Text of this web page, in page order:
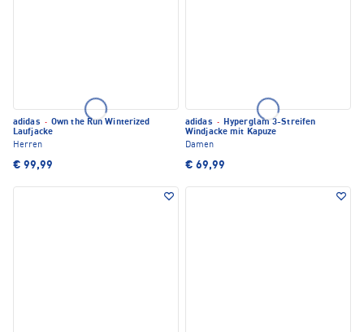
adidas · Own the Run Winterized
Laufjacke
Herren
€ 99,99
adidas · Hyperglam 3-Streifen
Windjacke mit Kapuze
Damen
€ 69,99